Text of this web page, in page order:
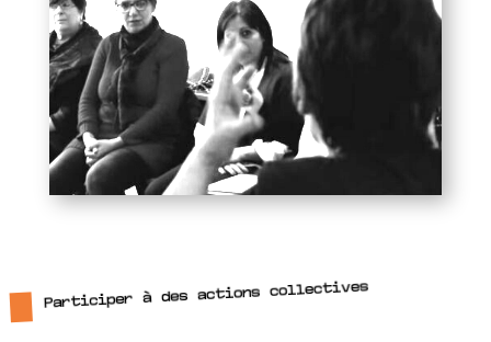
Participer à des actions collectives